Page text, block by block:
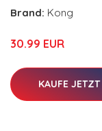
Brand: Kong
30.99 EUR
KAUFE JETZT